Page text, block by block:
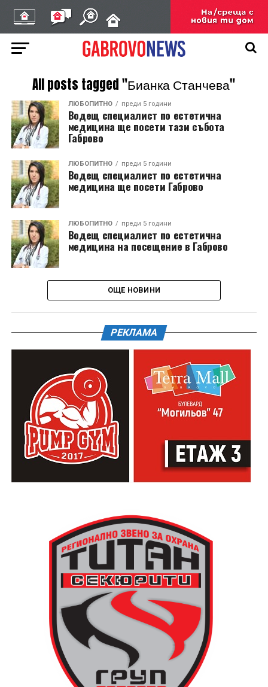
All posts tagged "Бианка Станчева"
ЛЮБОПИТНО преди 5 години
Водещ специалист по естетична
медицина ще посети тази събота
Габрово
ЛЮБОПИТНО преди 5 години
Водещ специалист по естетична
медицина ще посети Габрово
ЛЮБОПИТНО преди 5 години
Водещ специалист по естетична
медицина на посещение в Габрово
ОЩЕ НОВИНИ
РЕКЛАМА